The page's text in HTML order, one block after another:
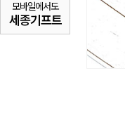
모바일에서도
세종기프트